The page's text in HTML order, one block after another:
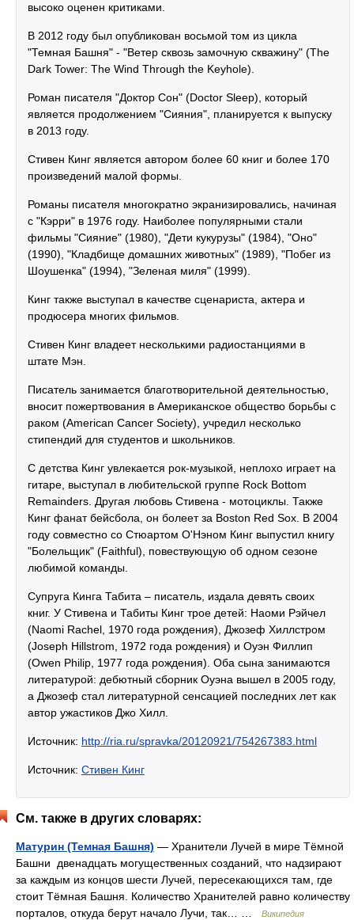
высоко оценен критиками.
В 2012 году был опубликован восьмой том из цикла
"Темная Башня" - "Ветер сквозь замочную скважину" (The
Dark Tower: The Wind Through the Keyhole).
Роман писателя "Доктор Сон" (Doctor Sleep), который
является продолжением "Сияния", планируется к выпуску
в 2013 году.
Стивен Кинг является автором более 60 книг и более 170
произведений малой формы.
Романы писателя многократно экранизировались, начиная
с "Кэрри" в 1976 году. Наиболее популярными стали
фильмы "Сияние" (1980), "Дети кукурузы" (1984), "Оно"
(1990), "Кладбище домашних животных" (1989), "Побег из
Шоушенка" (1994), "Зеленая миля" (1999).
Кинг также выступал в качестве сценариста, актера и
продюсера многих фильмов.
Стивен Кинг владеет несколькими радиостанциями в
штате Мэн.
Писатель занимается благотворительной деятельностью,
вносит пожертвования в Американское общество борьбы с
раком (American Cancer Society), учредил несколько
стипендий для студентов и школьников.
С детства Кинг увлекается рок-музыкой, неплохо играет на
гитаре, выступал в любительской группе Rock Bottom
Remainders. Другая любовь Стивена - мотоциклы. Также
Кинг фанат бейсбола, он болеет за Boston Red Sox. В 2004
году совместно со Стюартом О'Нэном Кинг выпустил книгу
"Болельщик" (Faithful), повествующую об одном сезоне
любимой команды.
Супруга Кинга Табита – писатель, издала девять своих
книг. У Стивена и Табиты Кинг трое детей: Наоми Рэйчел
(Naomi Rachel, 1970 года рождения), Джозеф Хиллстром
(Joseph Hillstrom, 1972 года рождения) и Оуэн Филлип
(Owen Philip, 1977 года рождения). Оба сына занимаются
литературой: дебютный сборник Оуэна вышел в 2005 году,
а Джозеф стал литературной сенсацией последних лет как
автор ужастиков Джо Хилл.
Источник: http://ria.ru/spravka/20120921/754267383.html
Источник: Стивен Кинг
См. также в других словарях:
Матурин (Темная Башня) — Хранители Лучей в мире Тёмной
Башни двенадцать могущественных созданий, что надзирают
за каждым из концов шести Лучей, пересекающихся там, где
стоит Тёмная Башня. Количество Хранителей равно количеству
порталов, откуда берут начало Лучи, так… …
Википедия